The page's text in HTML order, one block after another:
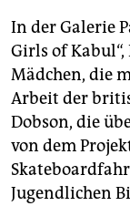
In der Galerie
Girls of
Mädchen, die
Arbeit der
Dobson, die
von dem
Jugendlichen